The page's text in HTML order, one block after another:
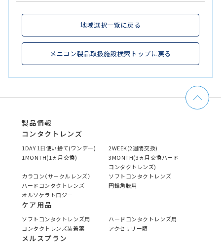
地域選択一覧に戻る
メニコン製品取扱施設検索トップに戻る
製品情報
コンタクトレンズ
1DAY 1日使い捨て(ワンデー)
2WEEK(2週間交換)
1MONTH(1ヵ月交換)
3MONTH(3ヵ月交換ハード
コンタクトレンズ)
カラコン（サークルレンズ）
ソフトコンタクトレンズ
ハードコンタクトレンズ
円錐角膜用
オルソケラトロジー
ケア用品
ソフトコンタクトレンズ用
ハードコンタクトレンズ用
コンタクトレンズ装着薬
アクセサリー類
メルスプラン